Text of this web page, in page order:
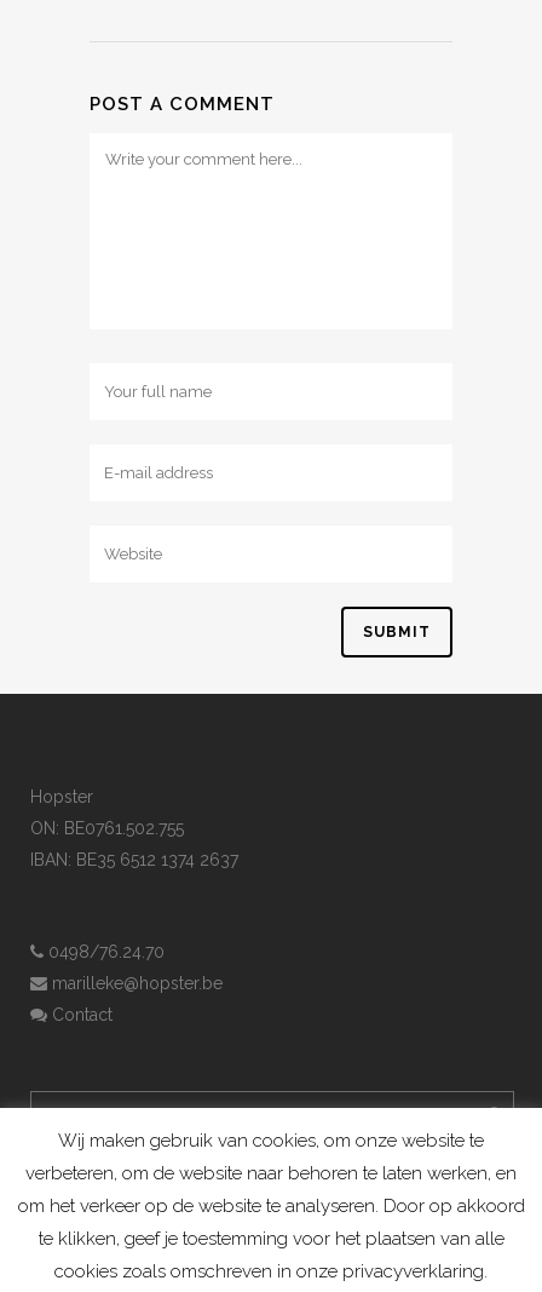
POST A COMMENT
Hopster
ON: BE0761.502.755
IBAN: BE35 6512 1374 2637
0498/76.24.70
marilleke@hopster.be
Contact
Wij maken gebruik van cookies, om onze website te
verbeteren, om de website naar behoren te laten werken, en
om het verkeer op de website te analyseren. Door op akkoord
te klikken, geef je toestemming voor het plaatsen van alle
cookies zoals omschreven in onze privacyverklaring.